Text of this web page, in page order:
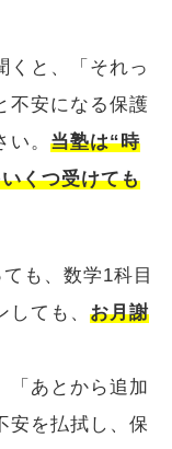
くと、「それっ
不安になる保護
い。当塾は“時
くつ受けても
も、数学1科目
しても、お月謝
「あとから追加
安を払拭し、保